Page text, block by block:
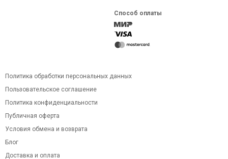
Способ оплаты
Политика обработки персональных данных
Пользовательское соглашение
Политика конфиденциальности
Публичная оферта
Условия обмена и возврата
Блог
Доставка и оплата